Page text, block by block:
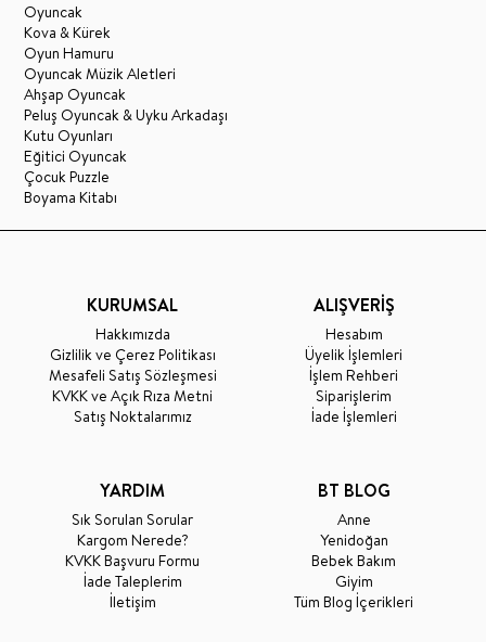
Oyuncak
Kova & Kürek
Oyun Hamuru
Oyuncak Müzik Aletleri
Ahşap Oyuncak
Peluş Oyuncak & Uyku Arkadaşı
Kutu Oyunları
Eğitici Oyuncak
Çocuk Puzzle
Boyama Kitabı
KURUMSAL
Hakkımızda
Gizlilik ve Çerez Politikası
Mesafeli Satış Sözleşmesi
KVKK ve Açık Rıza Metni
Satış Noktalarımız
ALIŞVERİŞ
Hesabım
Üyelik İşlemleri
İşlem Rehberi
Siparişlerim
İade İşlemleri
YARDIM
Sık Sorulan Sorular
Kargom Nerede?
KVKK Başvuru Formu
İade Taleplerim
İletişim
BT BLOG
Anne
Yenidoğan
Bebek Bakım
Giyim
Tüm Blog İçerikleri